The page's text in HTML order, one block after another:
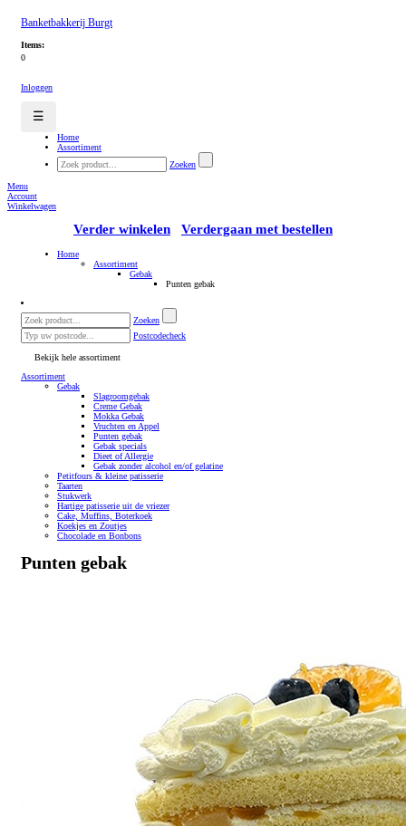
Banketbakkerij Burgt
Items:
0
Inloggen
☰
Home
Assortiment
Zoeken
Menu
Account
Winkelwagen
Verder winkelen Verdergaan met bestellen
Home
Assortiment
Gebak
Punten gebak
Zoeken
Postcodecheck
Bekijk hele assortiment
Assortiment
Gebak
Slagroomgebak
Creme Gebak
Mokka Gebak
Vruchten en Appel
Punten gebak
Gebak specials
Dieet of Allergie
Gebak zonder alcohol en/of gelatine
Petitfours & kleine patisserie
Taarten
Stukwerk
Hartige patisserie uit de vriezer
Cake, Muffins, Boterkoek
Koekjes en Zoutjes
Chocolade en Bonbons
Punten gebak